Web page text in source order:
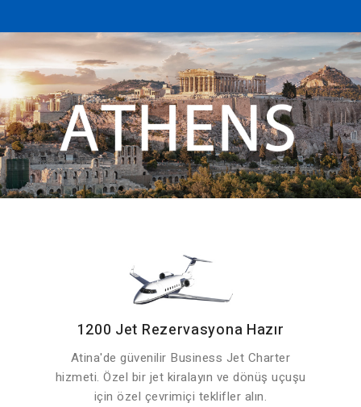
1200 Jet Rezervasyona Hazır
Atina'de güvenilir Business Jet Charter
hizmeti. Özel bir jet kiralayın ve dönüş uçuşu
için özel çevrimiçi teklifler alın.